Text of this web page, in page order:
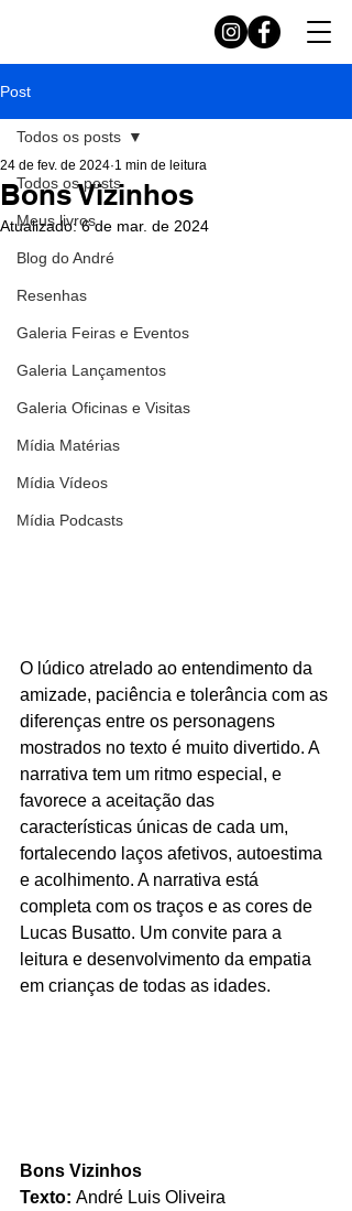
Post
Todos os posts
Meus livros
Blog do André
Resenhas
Galeria Feiras e Eventos
Galeria Lançamentos
Galeria Oficinas e Visitas
Mídia Matérias
Mídia Vídeos
Mídia Podcasts
Todos os posts
Bons Vizinhos
24 de fev. de 2024 1 min de leitura
Atualizado:6 de mar. de 2024
O lúdico atrelado ao entendimento da
amizade, paciência e tolerância com as
diferenças entre os personagens
mostrados no texto é muito divertido. A
narrativa tem um ritmo especial, e
favorece a aceitação das
características únicas de cada um,
fortalecendo laços afetivos, autoestima
e acolhimento. A narrativa está
completa com os traços e as cores de
Lucas Busatto. Um convite para a
leitura e desenvolvimento da empatia
em crianças de todas as idades.
Bons Vizinhos
Texto: André Luis Oliveira